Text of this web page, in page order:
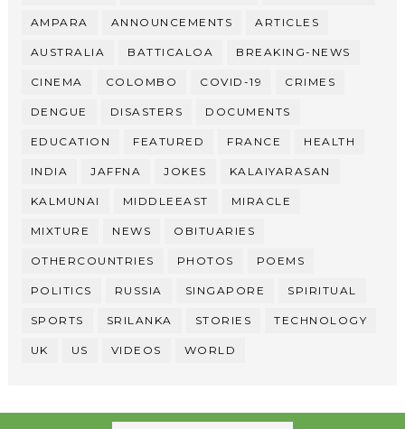
AMPARA ANNOUNCEMENTS ARTICLES
AUSTRALIA BATTICALOA BREAKING-NEWS
CINEMA COLOMBO COVID-19 CRIMES
DENGUE DISASTERS DOCUMENTS
EDUCATION FEATURED FRANCE HEALTH
INDIA JAFFNA JOKES KALAIYARASAN
KALMUNAI MIDDLEEAST MIRACLE
MIXTURE NEWS OBITUARIES
OTHERCOUNTRIES PHOTOS POEMS
POLITICS RUSSIA SINGAPORE SPIRITUAL
SPORTS SRILANKA STORIES TECHNOLOGY
UK US VIDEOS WORLD